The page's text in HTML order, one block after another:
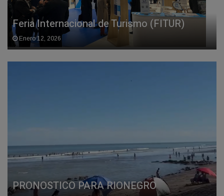
Feria Internacional de Turismo (FITUR)
Enero 12, 2026
PRONOSTICO PARA RIONEGRO